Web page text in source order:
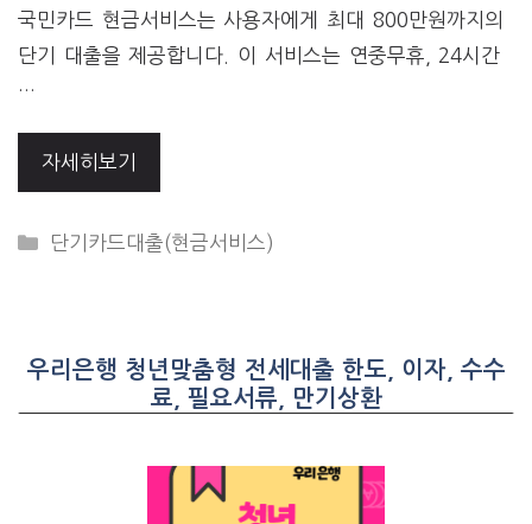
국민카드 현금서비스는 사용자에게 최대 800만원까지의
단기 대출을 제공합니다. 이 서비스는 연중무휴, 24시간
…
자세히보기
CATEGORIES
단기카드대출(현금서비스)
우리은행 청년맞춤형 전세대출 한도, 이자, 수수
료, 필요서류, 만기상환